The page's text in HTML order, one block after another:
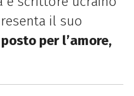
il suo
posto per l’amore,